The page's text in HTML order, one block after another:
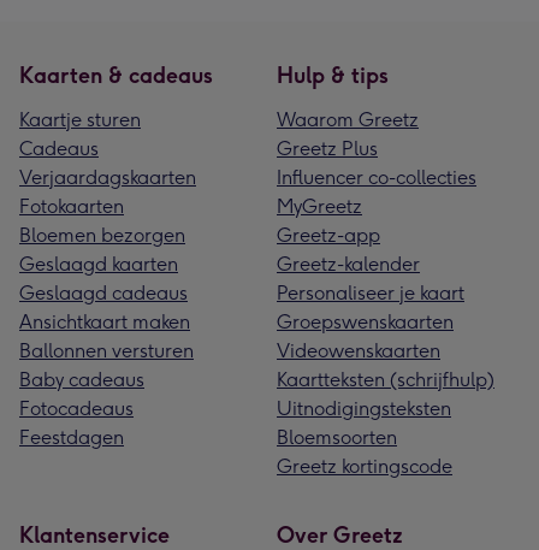
Kaarten & cadeaus
Kaartje sturen
Cadeaus
Verjaardagskaarten
Fotokaarten
Bloemen bezorgen
Geslaagd kaarten
Geslaagd cadeaus
Ansichtkaart maken
Ballonnen versturen
Baby cadeaus
Fotocadeaus
Feestdagen
Hulp & tips
Waarom Greetz
Greetz Plus
Influencer co-collecties
MyGreetz
Greetz-app
Greetz-kalender
Personaliseer je kaart
Groepswenskaarten
Videowenskaarten
Kaartteksten (schrijfhulp)
Uitnodigingsteksten
Bloemsoorten
Greetz kortingscode
Klantenservice Over Greetz